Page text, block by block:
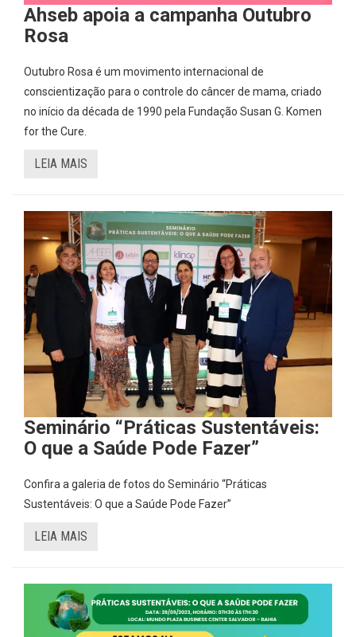
Ahseb apoia a campanha Outubro
Rosa
Outubro Rosa é um movimento internacional de
conscientização para o controle do câncer de mama, criado
no início da década de 1990 pela Fundação Susan G. Komen
for the Cure.
LEIA MAIS
Seminário “Práticas Sustentáveis:
O que a Saúde Pode Fazer”
Confira a galeria de fotos do Seminário “Práticas
Sustentáveis: O que a Saúde Pode Fazer”
LEIA MAIS